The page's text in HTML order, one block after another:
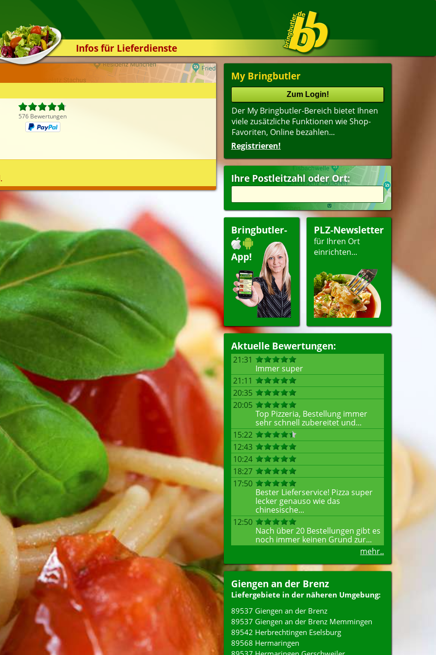
Infos für Lieferdienste
Kassensystem
Zuverlässigkeit
Styles
My Bringbutler
Der My Bringbutler-Bereich bietet Ihnen
viele zusätzliche Funktionen wie Shop-
Favoriten, Online bezahlen...
Registrieren!
Ihre Postleitzahl oder Ort:
Bringbutler-
App!
PLZ-Newsletter
für Ihren Ort
einrichten...
Aktuelle Bewertungen:
21:31
Immer super
21:11
20:35
20:05
Top Pizzeria, Bestellung immer
sehr schnell zubereitet und...
15:22
12:43
10:24
18:27
17:50
Bester Lieferservice! Pizza super
lecker genauso wie das
chinesische...
12:50
Nach über 20 Bestellungen gibt es
noch immer keinen Grund zur...
mehr..
Giengen an der Brenz
Liefergebiete in der näheren Umgebung:
89537 Giengen an der Brenz
89537 Giengen an der Brenz Memmingen
89542 Herbrechtingen Eselsburg
89568 Hermaringen
576 Bewertungen